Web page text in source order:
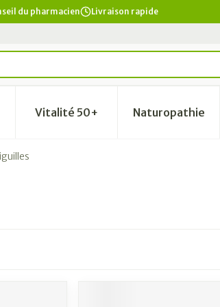
du pharmacien Livraison rapide
soins et hygiène
la catégorie Régime, alimentation &
le sous-menu pour la catégorie
Vitalité 50+Afficher le sous-menu pour
Naturopathie
Afficher